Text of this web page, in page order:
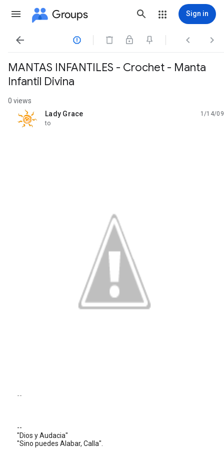
Groups Sign in
   
MANTAS INFANTILES - Crochet - Manta
Infantil Divina
0 views
Lady Grace
unread,
1/14/09
to
--
--
"Dios y Audacia"
"Sino puedes Alabar, Calla".